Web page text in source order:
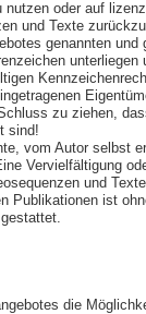
oder auf
und Texte
genannten und
unterliegen
zu ziehen,
sind!
vom Autor selbst
Vervielfältigung
und
Publikationen ist
die